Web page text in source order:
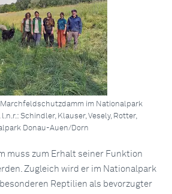
im Nationalpark
Schindler, Klauser, Vesely, Rotter,
Donau-Auen/Dorn
muss zum Erhalt seiner Funktion
Zugleich wird er im Nationalpark
Reptilien als bevorzugter